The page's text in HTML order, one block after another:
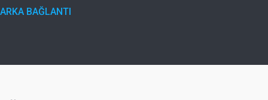
BAĞLANTI